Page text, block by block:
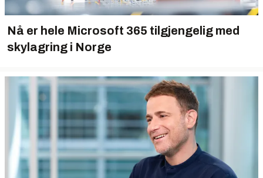
Nå er hele Microsoft 365 tilgjengelig med
skylagring i Norge